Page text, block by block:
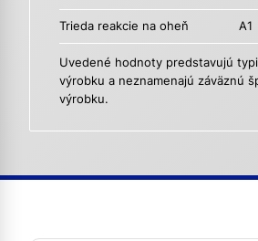
Trieda reakcie na oheň A1
Uvedené hodnoty predstavujú
výrobku a neznamenajú záväznú
výrobku.